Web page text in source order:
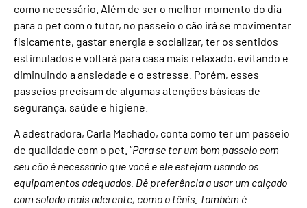
como necessário. Além de ser o melhor momento do dia
para o pet com o tutor, no passeio o cão irá se movimentar
fisicamente, gastar energia e socializar, ter os sentidos
estimulados e voltará para casa mais relaxado, evitando e
diminuindo a ansiedade e o estresse. Porém, esses
passeios precisam de algumas atenções básicas de
segurança, saúde e higiene.
A adestradora, Carla Machado, conta como ter um passeio
de qualidade com o pet. “Para se ter um bom passeio com
seu cão é necessário que você e ele estejam usando os
equipamentos adequados. Dê preferência a usar um calçado
com solado mais aderente, como o tênis. Também é